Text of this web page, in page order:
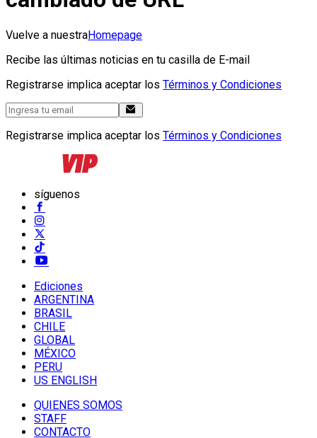
Vuelve a nuestraHomepage
Recibe las últimas noticias en tu casilla de E-mail
Registrarse implica aceptar los Términos y Condiciones
Registrarse implica aceptar los Términos y Condiciones
síguenos
Ediciones
ARGENTINA
BRASIL
CHILE
GLOBAL
MÉXICO
PERU
US ENGLISH
QUIENES SOMOS
STAFF
CONTACTO